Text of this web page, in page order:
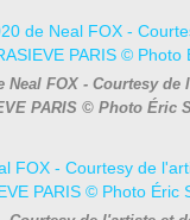
FOX - Courtesy
PARIS © Photo Éric